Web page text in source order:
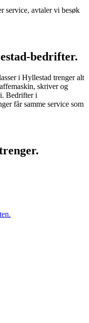
service, avtaler vi besøk
-bedrifter.
i Hyllestad trenger alt
skriver og
Bedrifter i
får samme service som